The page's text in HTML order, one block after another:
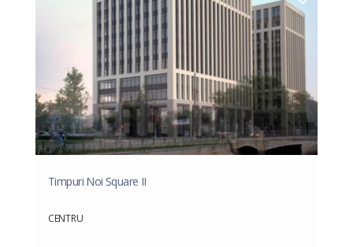
Timpuri Noi Square II
CENTRU